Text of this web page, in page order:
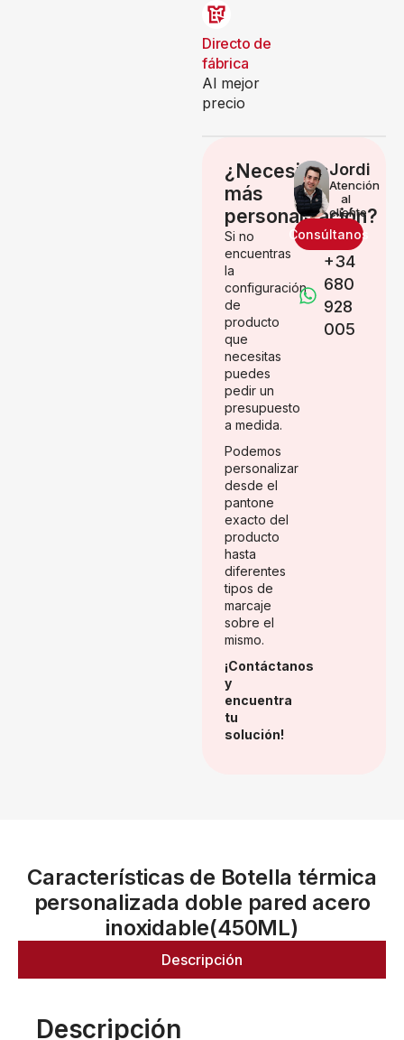
Directo de
fábrica
Al mejor
precio
¿Necesitas
más
personalización?
Si no
encuentras
la
configuración
de
producto
que
necesitas
puedes
pedir un
presupuesto
a medida.
Podemos
personalizar
desde el
pantone
exacto del
producto
hasta
diferentes
tipos de
marcaje
sobre el
mismo.
¡Contáctanos
y
encuentra
tu
solución!
Jordi
Atención
al
cliente
Consúltanos
+34
680
928
005
Características de Botella térmica
personalizada doble pared acero
inoxidable(450ML)
Descripción
Descripción